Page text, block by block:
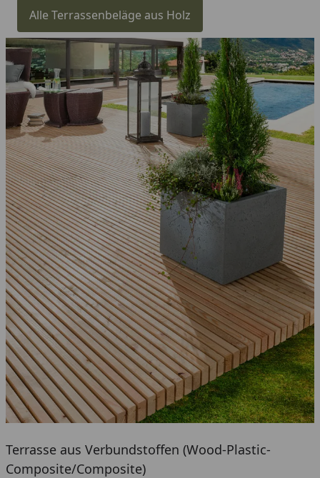
Alle Terrassenbeläge aus Holz
Terrasse aus Verbundstoffen (Wood-Plastic-
Composite/Composite)